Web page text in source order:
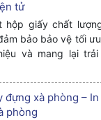
tử
hộp giấy chất
bảo bảo vệ tối
và mang lại
đựng xà phòng –
phòng